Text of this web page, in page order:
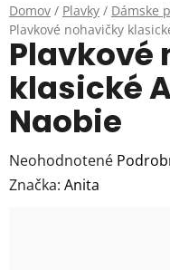
Domov / Plavky / Dámske
Plavkové nohavičky
Plavkové
klasické
Naobie
Priemerné
hodnotenie
Neohodnotené
Značka: Anita